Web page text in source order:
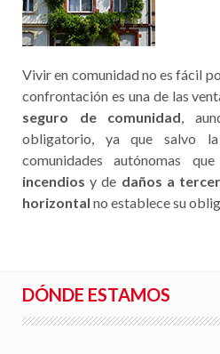
Vivir en comunidad no es fácil
confrontación es una de las
seguro de comunidad,
obligatorio, ya que salvo
comunidades autónomas
incendios y de daños a
horizontal no establece su
DÓNDE ESTAMOS